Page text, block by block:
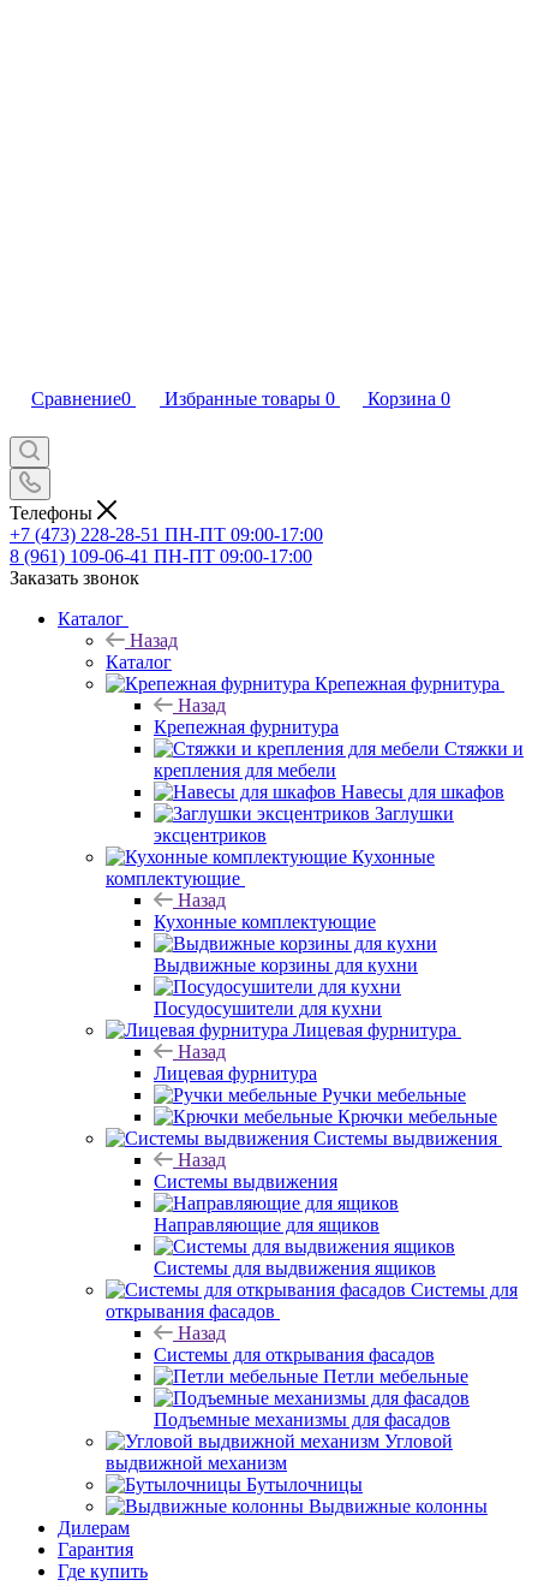
Сравнение0 Избранные товары 0 Корзина 0
Телефоны
+7 (473) 228-28-51 ПН-ПТ 09:00-17:00
8 (961) 109-06-41 ПН-ПТ 09:00-17:00
Заказать звонок
Каталог
Назад
Каталог
Крепежная фурнитура
Назад
Крепежная фурнитура
Стяжки и
крепления для мебели
Навесы для шкафов
Заглушки
эксцентриков
Кухонные
комплектующие
Назад
Кухонные комплектующие
Выдвижные корзины для кухни
Посудосушители для кухни
Лицевая фурнитура
Назад
Лицевая фурнитура
Ручки мебельные
Крючки мебельные
Системы выдвижения
Назад
Системы выдвижения
Направляющие для ящиков
Системы для выдвижения ящиков
Системы для
открывания фасадов
Назад
Системы для открывания фасадов
Петли мебельные
Подъемные механизмы для фасадов
Угловой
выдвижной механизм
Бутылочницы
Выдвижные колонны
Дилерам
Гарантия
Где купить